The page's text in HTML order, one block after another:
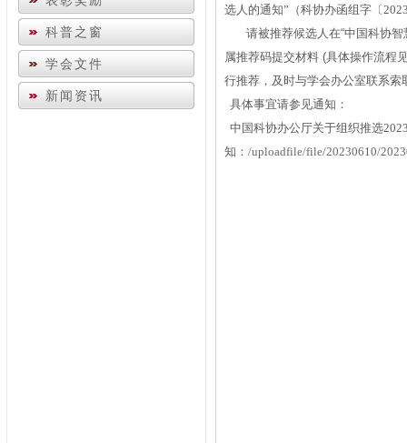
科普之窗
学会文件
新闻资讯
选人的通知”（科协办函组字 〔20
请被推荐候选人在“中国科协智
属推荐码提交材料 (具体操作流程
行推荐，及时与学会办公室联系索
具体事宜请参见通知：
中国科协办公厅关于组织推选
知： /uploadfile/file/20230610/